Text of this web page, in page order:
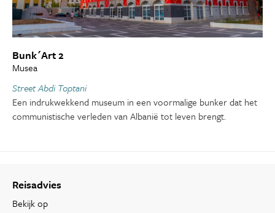
Bunk´Art 2
Musea
Street Abdi Toptani
Een indrukwekkend museum in een voormalige bunker dat het
communistische verleden van Albanië tot leven brengt.
Reisadvies
Bekijk op